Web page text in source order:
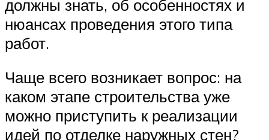
должны знать, об особенностях и
нюансах проведения этого типа
работ.
Чаще всего возникает вопрос: на
каком этапе строительства уже
можно приступить к реализации
идей по отделке наружных стен?